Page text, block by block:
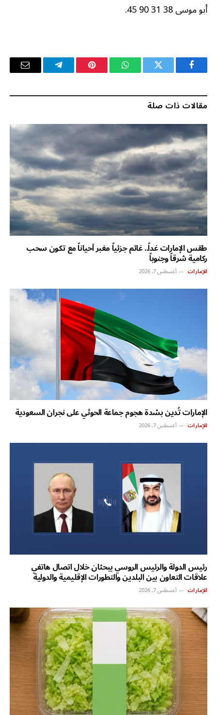
أبو موسى 38 31 90 45.
فيسبوك تويتر واتساب بينتيريستتيلقرام
البريد
مقالات ذات صلة
طقس الإمارات غداً.. غائم جزئياً مغبر أحياناً مع تكون سحب
ركامية شرقاً وجنوباً
الإمارات أغسطس 7, 2026
الإمارات تُدين بشدة هجوم جماعة الحوثي على نجران السعودية
الإمارات أغسطس 7, 2026
رئيس الدولة والرئيس الروسي يبحثان خلال اتصال هاتفي
علاقات التعاون بين البلدين والتطورات الإقليمية والدولية
الإمارات أغسطس 7, 2026